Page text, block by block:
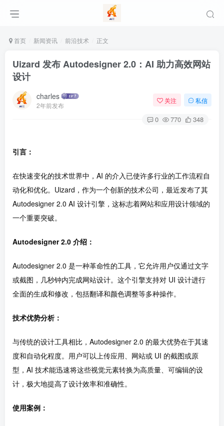
首页 新闻资讯 前沿技术 正文
Uizard 发布 Autodesigner 2.0：AI 助力高效网站
设计
charles
2年前发布
关注 私信
0 770 348
引言：
在快速变化的技术世界中，AI 的介入已使许多行业的工作流程自
动化和优化。Uizard，作为一个创新的技术公司，最近发布了其
Autodesigner 2.0 AI 设计引擎，这标志着网站和应用设计领域的
一个重要突破。
Autodesigner 2.0 介绍：
Autodesigner 2.0 是一种革命性的工具，它允许用户仅通过文字
或截图，几秒钟内完成网站设计。这个引擎支持对 UI 设计进行
全面的生成和修改，包括翻译和颜色调整等多种操作。
技术优势分析：
与传统的设计工具相比，Autodesigner 2.0 的最大优势在于其速
度和自动化程度。用户可以上传应用、网站或 UI 的截图或原
型，AI 技术能迅速将这些视觉元素转换为高质量、可编辑的设
计，极大地提高了设计效率和准确性。
使用案例：